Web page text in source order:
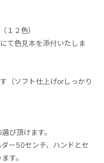
１２色）
て色見本を添付いたしま
（ソフト仕上げorしっかり
び頂けます。
ー50センチ、ハンドとセ
す。